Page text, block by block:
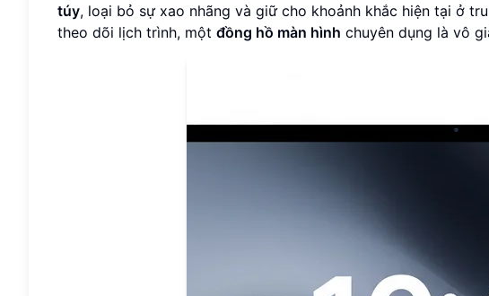
túy, loại bỏ sự xao nhãng và giữ cho khoảnh khắc hiện tại ở
theo dõi lịch trình, một đồng hồ màn hình chuyên dụng là vô